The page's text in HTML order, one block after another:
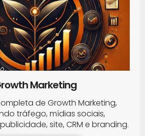
Marketing
de Growth Marketing,
tráfego, mídias sociais,
site, CRM e branding.